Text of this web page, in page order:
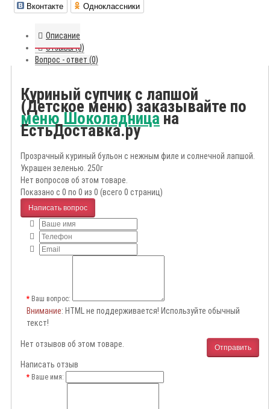
Вконтакте Одноклассники
Описание
Отзывы (0)
Вопрос - ответ (0)
Куриный супчик с лапшой
(Детское меню) заказывайте по
меню Шоколадницана
ЕстьДоставка.ру
Прозрачный куриный бульон с нежным филе и солнечной лапшой.
Украшен зеленью. 250г
Нет вопросов об этом товаре.
Показано с 0 по 0 из 0 (всего 0 страниц)
Написать вопрос
Ваш вопрос:
Внимание: HTML не поддерживается! Используйте обычный
текст!
Отправить
Нет отзывов об этом товаре.
Написать отзыв
Ваше имя: